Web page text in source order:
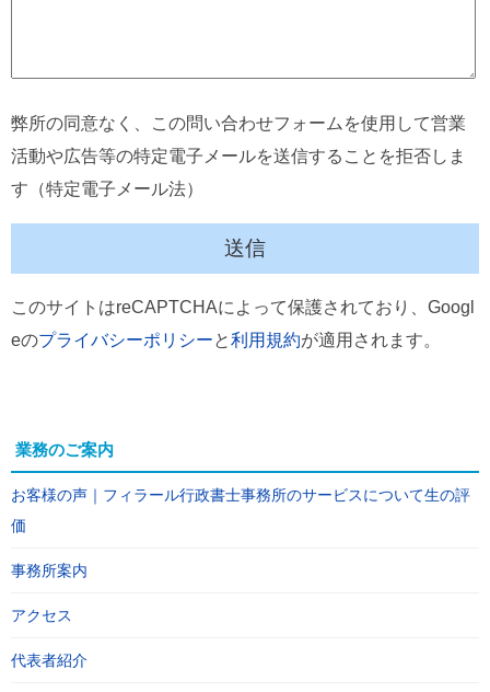
弊所の同意なく、この問い合わせフォームを使用して営業
活動や広告等の特定電子メールを送信することを拒否しま
す（特定電子メール法）
このサイトはreCAPTCHAによって保護されており、Googl
eのプライバシーポリシーと利用規約が適用されます。
業務のご案内
お客様の声｜フィラール行政書士事務所のサービスについて生の評
価
事務所案内
アクセス
代表者紹介